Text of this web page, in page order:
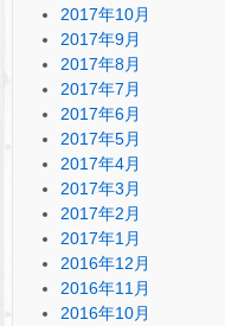
2017年10月
2017年9月
2017年8月
2017年7月
2017年6月
2017年5月
2017年4月
2017年3月
2017年2月
2017年1月
2016年12月
2016年11月
2016年10月